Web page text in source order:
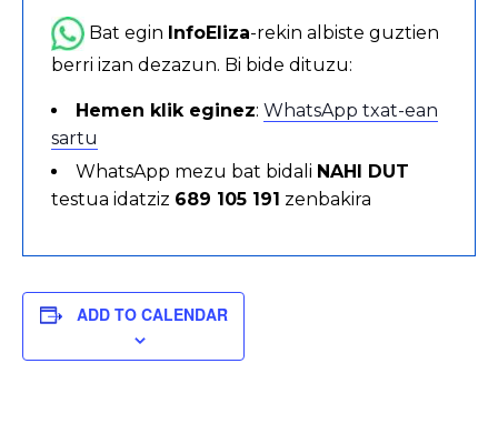
Bat egin InfoEliza-rekin albiste guztien
berri izan dezazun. Bi bide dituzu:
Hemen klik eginez: WhatsApp txat-ean
sartu
WhatsApp mezu bat bidali NAHI DUT
testua idatziz 689 105 191 zenbakira
ADD TO CALENDAR